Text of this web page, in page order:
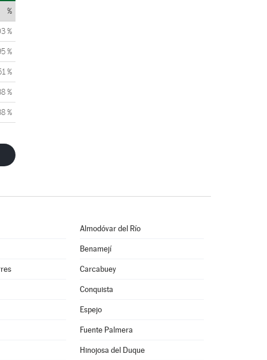
%
%
%
%
%
%
Almodóvar del Río
Benamejí
Carcabuey
Conquista
Espejo
Fuente Palmera
Hinojosa del Duque